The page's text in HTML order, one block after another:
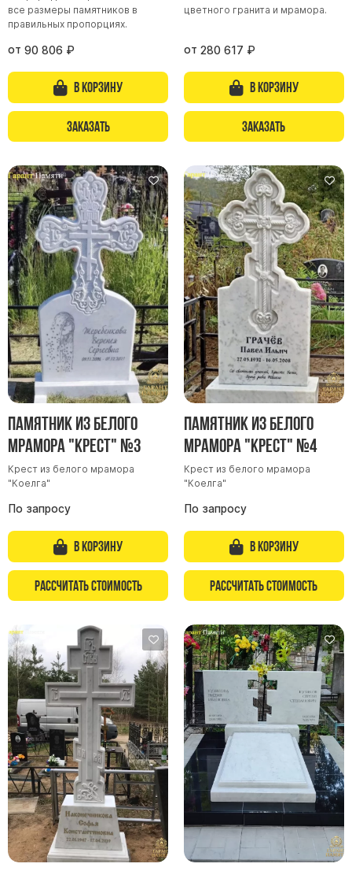
все размеры памятников в
правильных пропорциях.
от 90 806 ₽
В корзину
Заказать
цветного гранита и мрамора.
от 280 617 ₽
В корзину
Заказать
Памятник из белого
мрамора "Крест" №3
Крест из белого мрамора
"Коелга"
По запросу
В корзину
Рассчитать стоимость
Памятник из белого
мрамора "Крест" №4
Крест из белого мрамора
"Коелга"
По запросу
В корзину
Рассчитать стоимость